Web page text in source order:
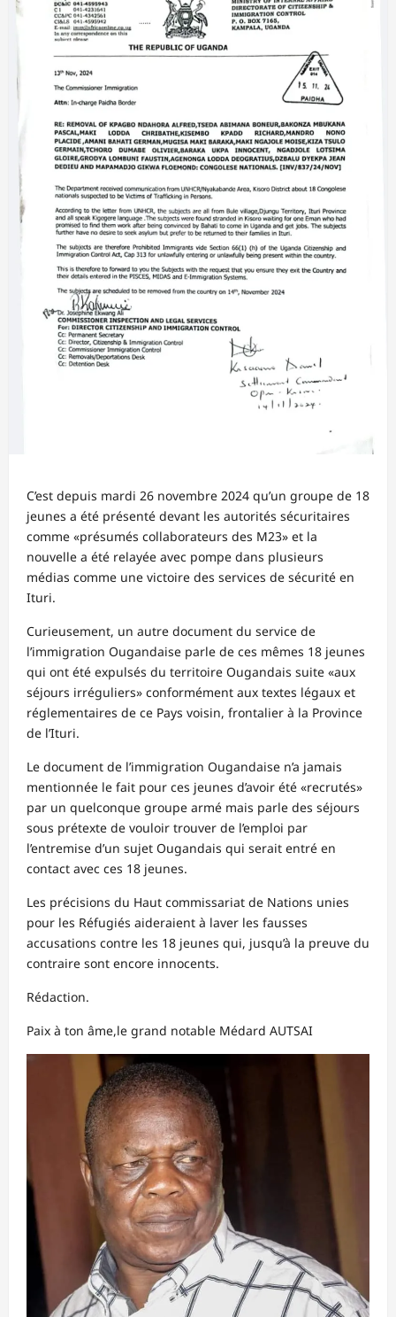
C’est depuis mardi 26 novembre 2024 qu’un groupe de 18
jeunes a été présenté devant les autorités sécuritaires
comme «présumés collaborateurs des M23» et la
nouvelle a été relayée avec pompe dans plusieurs
médias comme une victoire des services de sécurité en
Ituri.
Curieusement, un autre document du service de
l’immigration Ougandaise parle de ces mêmes 18 jeunes
qui ont été expulsés du territoire Ougandais suite «aux
séjours irréguliers» conformément aux textes légaux et
réglementaires de ce Pays voisin, frontalier à la Province
de l’Ituri.
Le document de l’immigration Ougandaise n’a jamais
mentionnée le fait pour ces jeunes d’avoir été «recrutés»
par un quelconque groupe armé mais parle des séjours
sous prétexte de vouloir trouver de l’emploi par
l’entremise d’un sujet Ougandais qui serait entré en
contact avec ces 18 jeunes.
Les précisions du Haut commissariat de Nations unies
pour les Réfugiés aideraient à laver les fausses
accusations contre les 18 jeunes qui, jusqu’à la preuve du
contraire sont encore innocents.
Rédaction.
Paix à ton âme,le grand notable Médard AUTSAI